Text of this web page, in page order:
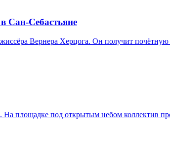
Сан-Себастьяне
Вернера Херцога. Он получит
площадке под открытым небом коллектив